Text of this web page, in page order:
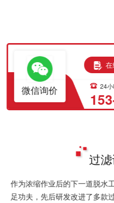
微信询价 24
过
作为浓缩作业后的下一道脱水
足功夫，先后研发改进了多款